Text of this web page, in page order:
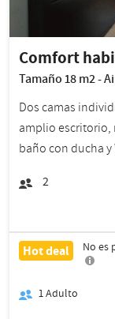
Comfort
Tamaño 18 m2 -
Dos camas
amplio escritorio,
baño con ducha
2
Hot deal No es
1Adulto